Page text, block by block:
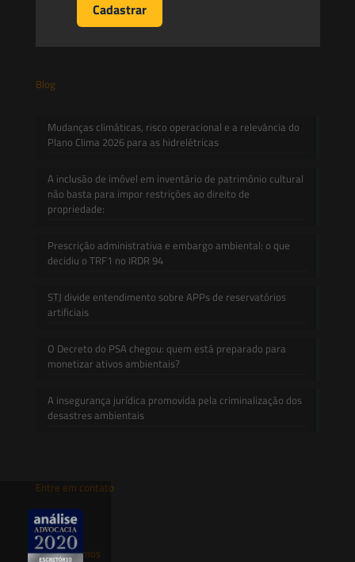
Contato
Blog
Mudanças climáticas, risco operacional e a relevância do
Plano Clima 2026 para as hidrelétricas
A inclusão de imóvel em inventário de patrimônio cultural
não basta para impor restrições ao direito de
propriedade:
Prescrição administrativa e embargo ambiental: o que
decidiu o TRF1 no IRDR 94
STJ divide entendimento sobre APPs de reservatórios
artificiais
O Decreto do PSA chegou: quem está preparado para
monetizar ativos ambientais?
A insegurança jurídica promovida pela criminalização dos
desastres ambientais
Entre em contato
contato@saesadvogados.com.br
Onde estamos